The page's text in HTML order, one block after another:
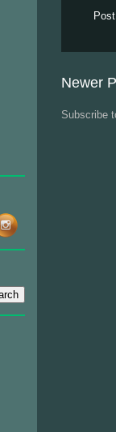
Newer
Subscribe